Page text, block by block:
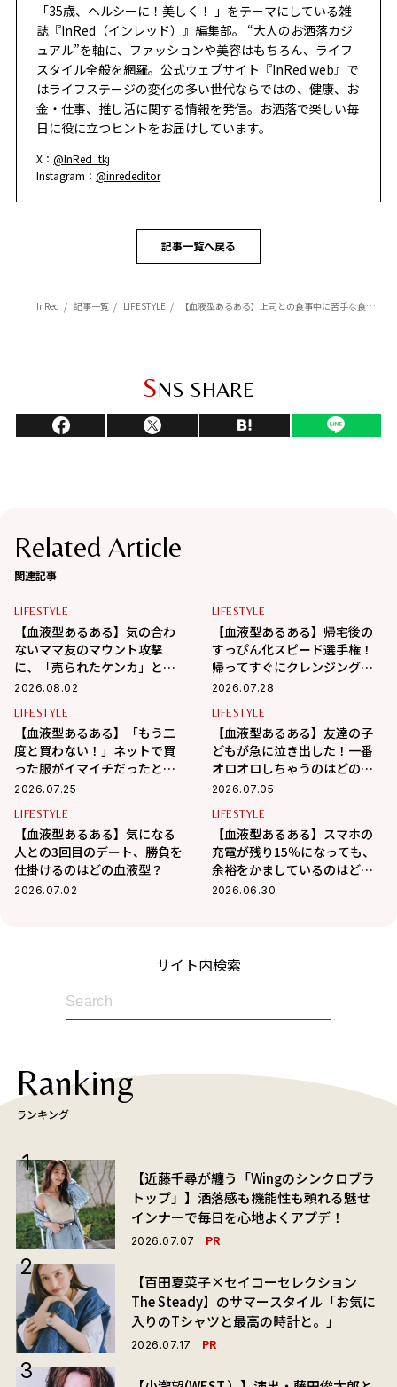
「35歳、ヘルシーに！美しく！ 」をテーマにしている雑
誌『InRed（インレッド）』編集部。 “大人のお洒落カジ
ュアル”を軸に、ファッションや美容はもちろん、ライフ
スタイル全般を網羅。公式ウェブサイト『InRed web』で
はライフステージの変化の多い世代ならではの、健康、お
金・仕事、推し活に関する情報を発信。お洒落で楽しい毎
日に役に立つヒントをお届けしています。
X：@InRed_tkj
Instagram：@inrededitor
記事一覧へ戻る
InRed 記事一覧 LIFESTYLE 【血液型あるある】上司との食事中に苦手な食べ物が出てきた！我慢して食べるのはどの血液型？
SNS SHARE
Related Article
関連記事
LIFESTYLE
【血液型あるある】気の合わ
ないママ友のマウント攻撃
に、「売られたケンカ」とば
かりに自分の話で奪い返すの
2026.08.02
LIFESTYLE
【血液型あるある】帰宅後の
すっぴん化スピード選手権！
帰ってすぐにクレンジングす
る最速ナンバーワンはどの血
2026.07.28
LIFESTYLE
【血液型あるある】「もう二
度と買わない！」ネットで買
った服がイマイチだったと
き、腹を立てるのはどの血液
2026.07.25
LIFESTYLE
【血液型あるある】友達の子
どもが急に泣き出した！一番
オロオロしちゃうのはどの血
液型？
2026.07.05
LIFESTYLE
【血液型あるある】気になる
人との3回目のデート、勝負を
仕掛けるのはどの血液型？
2026.07.02
LIFESTYLE
【血液型あるある】スマホの
充電が残り15％になっても、
余裕をかましているのはどの
血液型？
2026.06.30
サイト内検索
Ranking
ランキング
【近藤千尋が纏う「Wingのシンクロブラ
トップ」】洒落感も機能性も頼れる魅せ
インナーで毎日を心地よくアプデ！
2026.07.07 PR
【百田夏菜子×セイコーセレクション
The Steady】のサマースタイル「お気に
入りのTシャツと最高の時計と。」
2026.07.17 PR